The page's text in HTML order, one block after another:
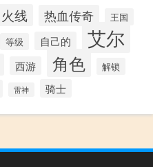
火线 热血传奇 王国
等级 自己的 艾尔
西游 角色 解锁
雷神 骑士